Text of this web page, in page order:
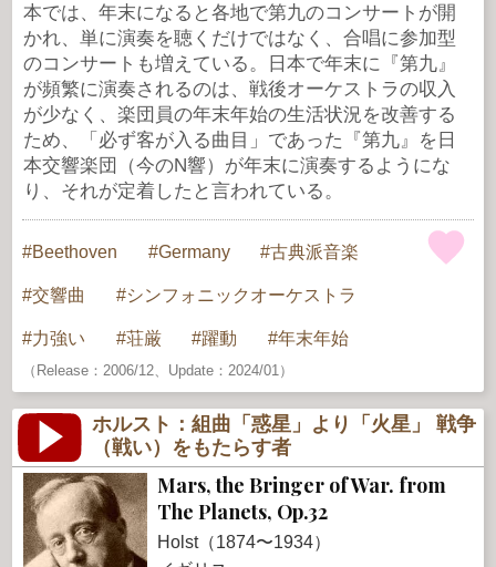
本では、年末になると各地で第九のコンサートが開
かれ、単に演奏を聴くだけではなく、合唱に参加型
のコンサートも増えている。日本で年末に『第九』
が頻繁に演奏されるのは、戦後オーケストラの収入
が少なく、楽団員の年末年始の生活状況を改善する
ため、「必ず客が入る曲目」であった『第九』を日
本交響楽団（今のN響）が年末に演奏するようにな
り、それが定着したと言われている。
Beethoven Germany 古典派音楽
交響曲 シンフォニックオーケストラ
力強い 荘厳 躍動 年末年始
（Release：2006/12、Update：2024/01）
ホルスト：組曲「惑星」より「火星」 戦争
（戦い）をもたらす者
Mars, the Bringer of War. from
The Planets, Op.32
Holst（1874〜1934）